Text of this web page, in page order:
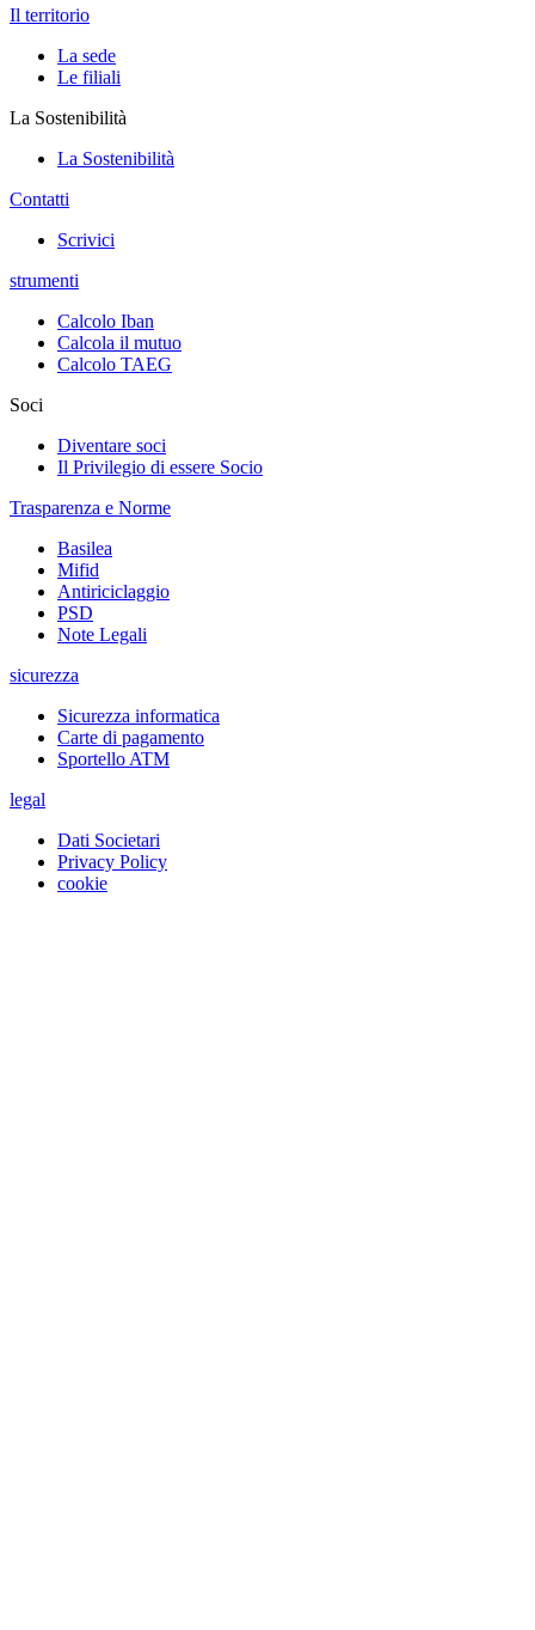
Il territorio
La sede
Le filiali
La Sostenibilità
La Sostenibilità
Contatti
Scrivici
strumenti
Calcolo Iban
Calcola il mutuo
Calcolo TAEG
Soci
Diventare soci
Il Privilegio di essere Socio
Trasparenza e Norme
Basilea
Mifid
Antiriciclaggio
PSD
Note Legali
sicurezza
Sicurezza informatica
Carte di pagamento
Sportello ATM
legal
Dati Societari
Privacy Policy
cookie